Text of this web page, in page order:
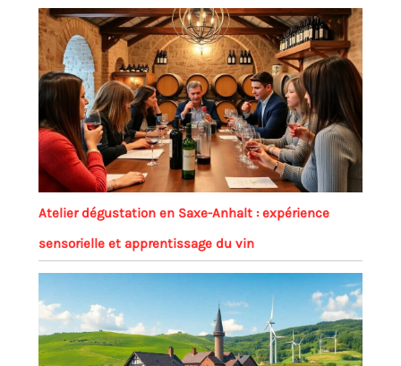
Atelier dégustation en Saxe-Anhalt : expérience
sensorielle et apprentissage du vin